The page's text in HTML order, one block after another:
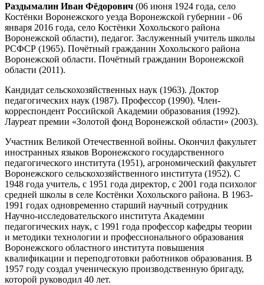
Раздымалин Иван Фёдорович (06 июня 1924 года, село
Костёнки Воронежского уезда Воронежской губернии - 06
января 2016 года, село Костёнки Хохольского района
Воронежской области), педагог. Заслуженный учитель школы
РСФСР (1965). Почётный гражданин Хохольского района
Воронежской области. Почётный гражданин Воронежской
области (2011).
Кандидат сельскохозяйственных наук (1963). Доктор
педагогических наук (1987). Профессор (1990). Член-
корреспондент Российской Академии образования (1992).
Лауреат премии «Золотой фонд Воронежской области» (2003).
Участник Великой Отечественной войны. Окончил факультет
иностранных языков Воронежского государственного
педагогического института (1951), агрономический факультет
Воронежского сельскохозяйственного института (1952). С
1948 года учитель, с 1951 года директор, с 2001 года психолог
средней школы в селе Костёнки Хохольского района. В 1963-
1991 годах одновременно старший научный сотрудник
Научно-исследовательского института Академии
педагогических наук, с 1991 года профессор кафедры теории
и методики технологии и профессионального образования
Воронежского областного института повышения
квалификации и переподготовки работников образования. В
1957 году создал ученическую производственную бригаду,
которой руководил 40 лет.